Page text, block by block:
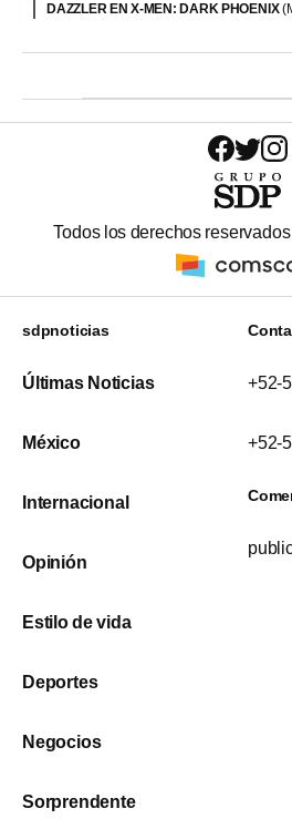
DAZZLER EN X-MEN: DARK PHOENIX
Todos los derechos
sdpnoticias
Últimas Noticias
México
Internacional
Opinión
Estilo de vida
Deportes
Negocios
Sorprendente
+52-
+52-